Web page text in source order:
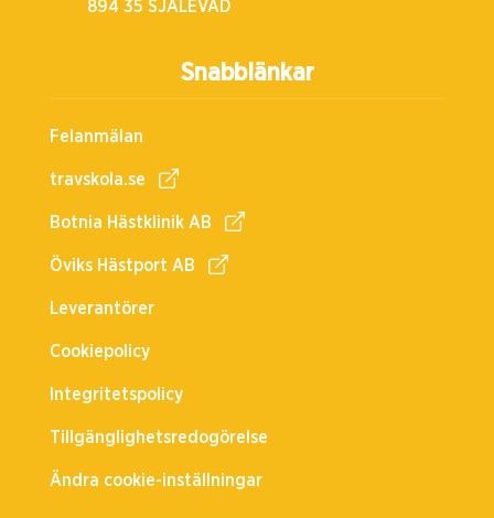
Snabblänkar
Felanmälan
travskola.se
Botnia Hästklinik AB
Öviks Hästport AB
Leverantörer
Cookiepolicy
Integritetspolicy
Tillgänglighetsredogörelse
Ändra cookie-inställningar
894 35 SJÄLEVAD